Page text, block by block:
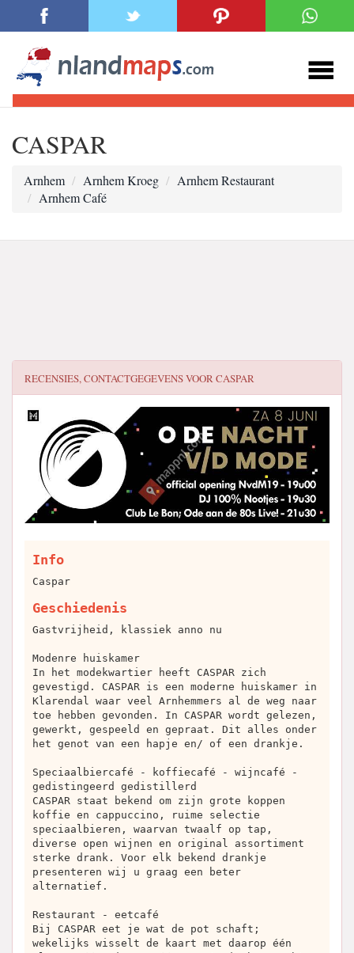
CASPAR
Arnhem Arnhem Kroeg
Arnhem Restaurant
Arnhem Café
RECENSIES, CONTACTGEGEVENS VOORCASPAR
Info
Caspar
Geschiedenis
Gastvrijheid, klassiek anno nu
Modenre huiskamer
In het modekwartier heeft CASPAR zich
gevestigd. CASPAR is een moderne huiskamer in
Klarendal waar veel Arnhemmers al de weg naar
toe hebben gevonden. In CASPAR wordt gelezen,
gewerkt, gespeeld en gepraat. Dit alles onder
het genot van een hapje en/ of een drankje.
Speciaalbiercafé - koffiecafé - wijncafé -
gedistingeerd gedistillerd
CASPAR staat bekend om zijn grote koppen
koffie en cappuccino, ruime selectie
speciaalbieren, waarvan twaalf op tap,
diverse open wijnen en original assortiment
sterke drank. Voor elk bekend drankje
presenteren wij u graag een beter
alternatief.
Restaurant - eetcafé
Bij CASPAR eet je wat de pot schaft;
wekelijks wisselt de kaart met daarop één